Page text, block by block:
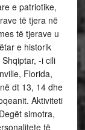
e patriotike,
të tjera në
të tjerave u
e historik
-i cili
Florida,
dt 13, 14 dhe
Aktiviteti
simotra,
të